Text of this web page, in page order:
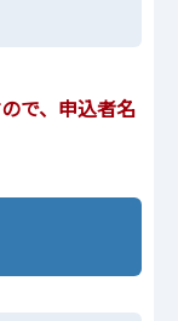
で、申込者名